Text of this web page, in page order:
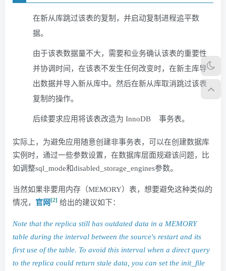
在新从库跳过该表的复制，并启动复制进程追平数
据。
由于该表数据量不大，需要和业务确认该表的重要性
并协调时间，在该表不发生任何改变时，在新主库导
出数据并导入新从库中。然后在新从库取消跳过该表
复制的操作。
后续要求应用将该表改造为 InnoDB 事务表。
实际上，为避免应用随意创建非事务表，可以在创建数据库
实例时，通过一些参数设置，在数据库层面规避该问题，比
如调整sql_mode和disabled_storage_engines参数。
当然如果非要用内存（MEMORY）表，想要避免这种类似的
情况， 官网[2] 给出的建议如下：
Note that the replica still has outdated data in a MEMORY
table during the interval between the source's restart and its
first use of the table. To avoid this interval when a direct query
to the replica could return stale data, you can set the init_file